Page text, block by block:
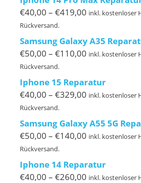
€299,00
€40,00 – €419,00 Preisspanne:
bis
€419,00
inkl. kostenloser
Rückversand.
Samsung Galaxy A35
€50,00 – €110,00 Preisspanne:
bis
€110,00
inkl. kostenloser
Rückversand.
Iphone 15 Reparatur
€40,00 – €329,00 Preisspanne:
bis
€329,00
inkl. kostenloser
Rückversand.
Samsung Galaxy A55 5G
€50,00 – €140,00 Preisspanne:
bis
€140,00
inkl. kostenloser
Rückversand.
Iphone 14 Reparatur
€40,00 – €260,00 Preisspanne:
inkl. kostenloser